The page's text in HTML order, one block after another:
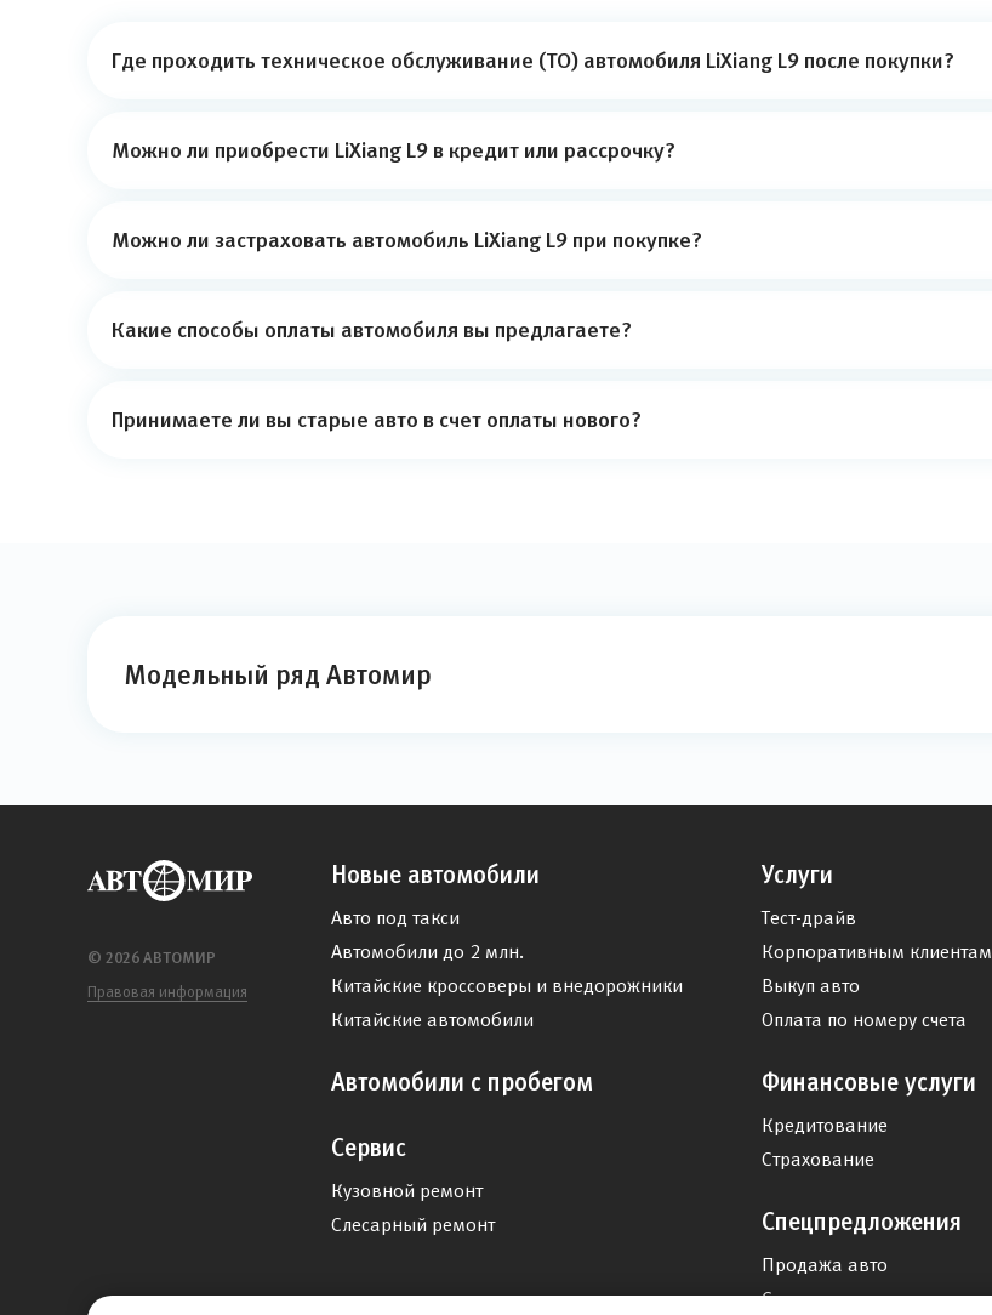
Где проходить техническое обслуживание (ТО) автомобиля LiXiang L9 после покупки?
Можно ли приобрести LiXiang L9 в кредит или рассрочку?
Можно ли застраховать автомобиль LiXiang L9 при покупке?
Какие способы оплаты автомобиля вы предлагаете?
Принимаете ли вы старые авто в счет оплаты нового?
Модельный ряд Автомир
© 2026 АВТОМИР
Правовая информация
Новые автомобили
Авто под такси
Автомобили до 2 млн.
Китайские кроссоверы и внедорожники
Китайские автомобили
Автомобили с пробегом
Сервис
Кузовной ремонт
Слесарный ремонт
Услуги
Тест-драйв
Корпоративным клиентам
Выкуп авто
Оплата по номеру счета
Финансовые услуги
Кредитование
Страхование
Спецпредложения
Продажа авто
Сервис